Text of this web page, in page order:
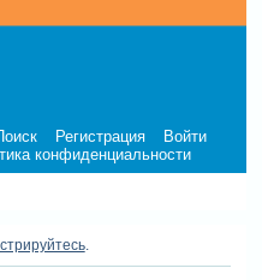
Регистрация
Войти
конфиденциальности
.